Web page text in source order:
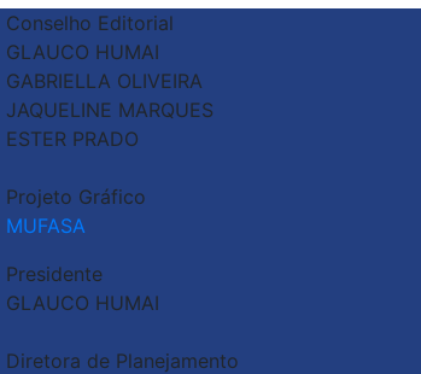
Conselho Editorial
GLAUCO HUMAI
GABRIELLA OLIVEIRA
JAQUELINE MARQUES
ESTER PRADO
Projeto Gráfico
MUFASA
Presidente
GLAUCO HUMAI
Diretora de Planejamento